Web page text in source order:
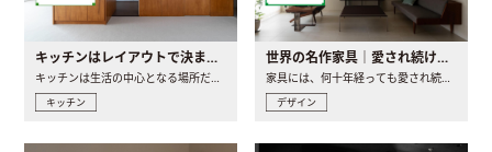
キッチンはレイアウトで決まる。後悔しないための考え方と選び方
キッチン
世界の名作家具｜愛され続ける理由と一生モノとの出会い方
デザイン